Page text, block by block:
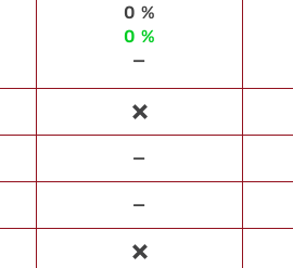
0 %
0 %
—
—
—